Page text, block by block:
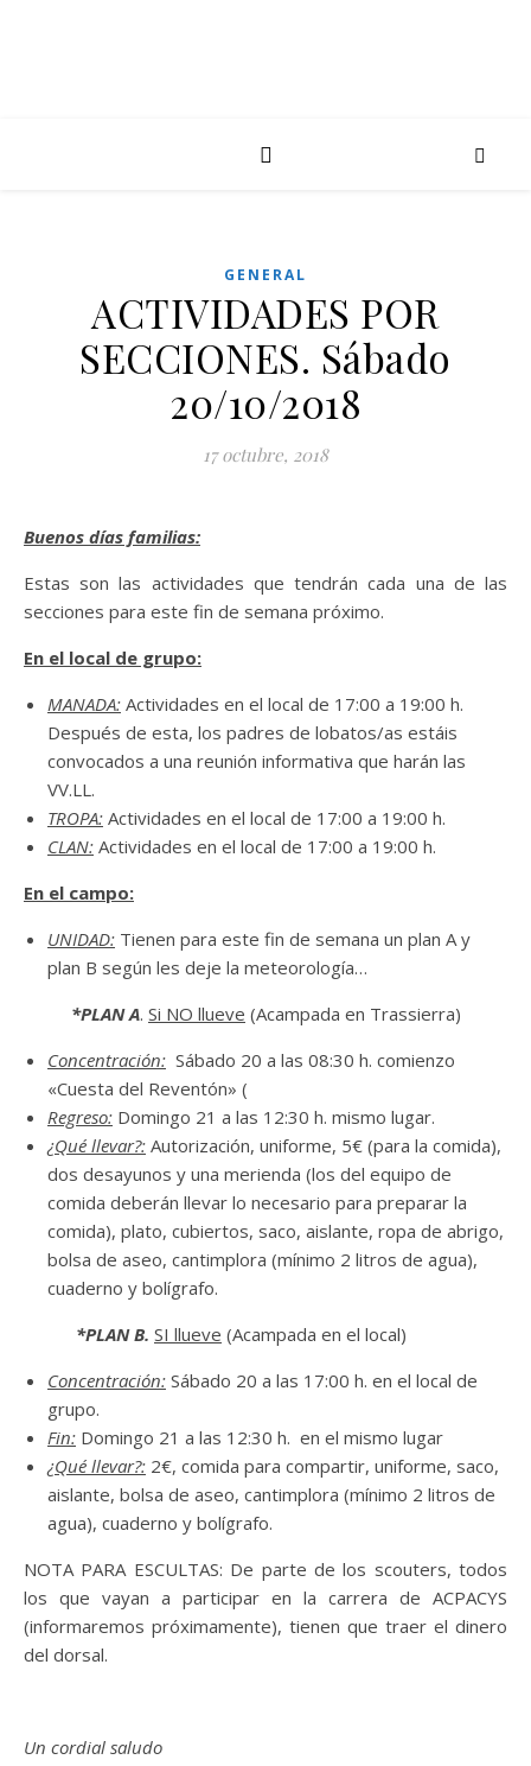
GENERAL
ACTIVIDADES POR
SECCIONES. Sábado
20/10/2018
17 octubre, 2018
Buenos días familias:
Estas son las actividades que tendrán cada una de las
secciones para este fin de semana próximo.
En el local de grupo:
MANADA: Actividades en el local de 17:00 a 19:00 h.
Después de esta, los padres de lobatos/as estáis
convocados a una reunión informativa que harán las
VV.LL.
TROPA: Actividades en el local de 17:00 a 19:00 h.
CLAN: Actividades en el local de 17:00 a 19:00 h.
En el campo:
UNIDAD: Tienen para este fin de semana un plan A y
plan B según les deje la meteorología…
*PLAN A. Si NO llueve (Acampada en Trassierra)
Concentración: Sábado 20 a las 08:30 h. comienzo
«Cuesta del Reventón» (
Regreso: Domingo 21 a las 12:30 h. mismo lugar.
¿Qué llevar?: Autorización, uniforme, 5€ (para la comida),
dos desayunos y una merienda (los del equipo de
comida deberán llevar lo necesario para preparar la
comida), plato, cubiertos, saco, aislante, ropa de abrigo,
bolsa de aseo, cantimplora (mínimo 2 litros de agua),
cuaderno y bolígrafo.
*PLAN B. SI llueve (Acampada en el local)
Concentración: Sábado 20 a las 17:00 h. en el local de
grupo.
Fin: Domingo 21 a las 12:30 h. en el mismo lugar
¿Qué llevar?: 2€, comida para compartir, uniforme, saco,
aislante, bolsa de aseo, cantimplora (mínimo 2 litros de
agua), cuaderno y bolígrafo.
NOTA PARA ESCULTAS: De parte de los scouters, todos
los que vayan a participar en la carrera de ACPACYS
(informaremos próximamente), tienen que traer el dinero
del dorsal.
Un cordial saludo